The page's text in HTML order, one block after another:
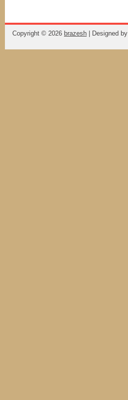
Copyright © 2026 brazesh | Designed by